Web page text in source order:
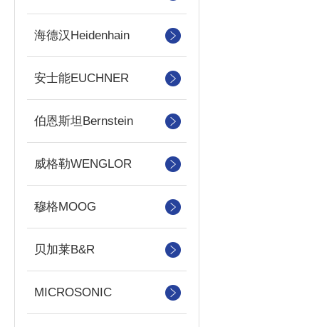
海德汉Heidenhain
安士能EUCHNER
伯恩斯坦Bernstein
威格勒WENGLOR
穆格MOOG
贝加莱B&R
MICROSONIC